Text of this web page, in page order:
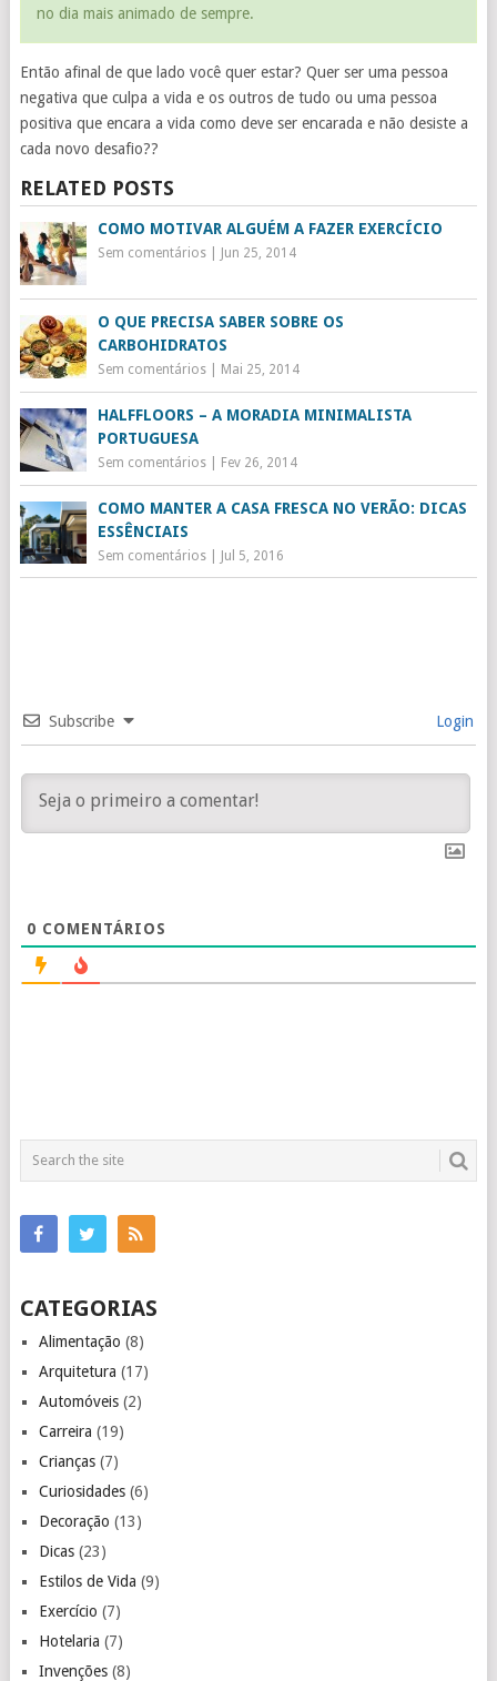
no dia mais animado de sempre.
Então afinal de que lado você quer estar? Quer ser uma pessoa
negativa que culpa a vida e os outros de tudo ou uma pessoa
positiva que encara a vida como deve ser encarada e não desiste a
cada novo desafio??
RELATED POSTS
COMO MOTIVAR ALGUÉM A FAZER EXERCÍCIO
Sem comentários| Jun 25, 2014
O QUE PRECISA SABER SOBRE OS
CARBOHIDRATOS
Sem comentários| Mai 25, 2014
HALFFLOORS – A MORADIA MINIMALISTA
PORTUGUESA
Sem comentários| Fev 26, 2014
COMO MANTER A CASA FRESCA NO VERÃO: DICAS
ESSÊNCIAIS
Sem comentários| Jul 5, 2016
Subscribe Login
0 COMENTÁRIOS
CATEGORIAS
Alimentação (8)
Arquitetura (17)
Automóveis(2)
Carreira (19)
Crianças(7)
Curiosidades(6)
Decoração (13)
Dicas(23)
Estilos de Vida (9)
Exercício (7)
Hotelaria (7)
Invenções(8)